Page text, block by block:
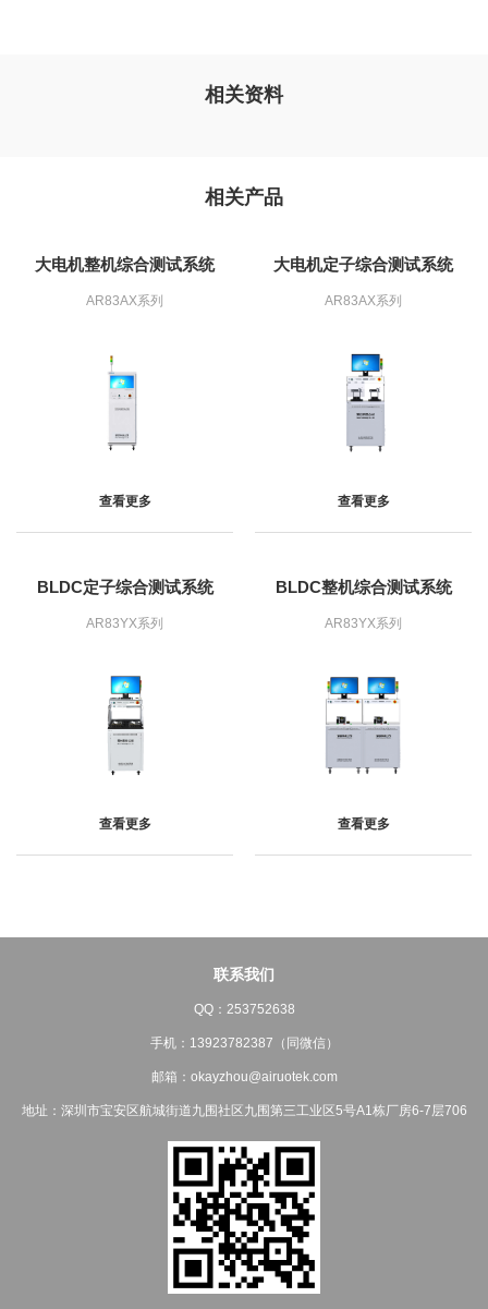
相关资料
相关产品
大电机整机综合测试系统
AR83AX系列
查看更多
大电机定子综合测试系统
AR83AX系列
查看更多
BLDC定子综合测试系统
AR83YX系列
查看更多
BLDC整机综合测试系统
AR83YX系列
查看更多
联系我们
QQ：253752638
手机：13923782387（同微信）
邮箱：okayzhou@airuotek.com
地址：深圳市宝安区航城街道九围社区九围第三工业区5号A1栋厂房6-7层706